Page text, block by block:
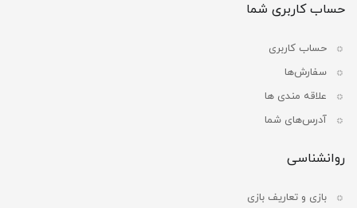
حساب کاربری شما
حساب کاربری
سفارش‌ها
علاقه مندی ها
آدرس‌های شما
روانشناسی
بازی و تعاریف بازی